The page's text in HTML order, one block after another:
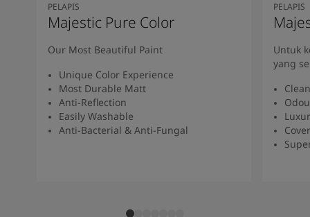
PELAPIS
Majestic Pure Color
Our Most Beautiful Paint
Unique Color Experience
Most Durable Matt
Anti-Reflection
Easily Washable
Anti-Bacterial & Anti-Fungal
PELAPIS
Untuk
yang